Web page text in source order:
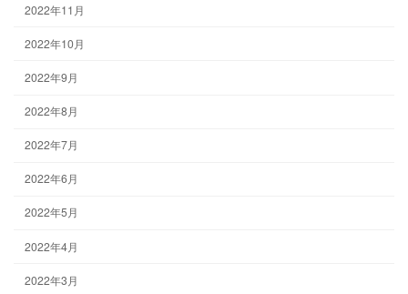
2022年11月
2022年10月
2022年9月
2022年8月
2022年7月
2022年6月
2022年5月
2022年4月
2022年3月